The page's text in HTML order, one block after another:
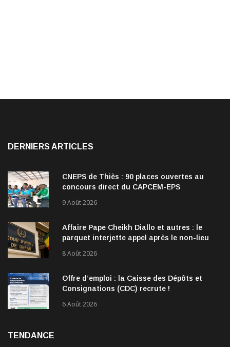
DERNIERS ARTICLES
CNEPS de Thiès : 90 places ouvertes au
concours direct du CAPCEM-EPS
9 Août 2026
Affaire Pape Cheikh Diallo et autres : le
parquet interjette appel après le non-lieu
8 Août 2026
Offre d’emploi : la Caisse des Dépôts et
Consignations (CDC) recrute !
6 Août 2026
TENDANCE